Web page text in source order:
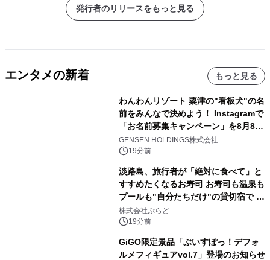
発行者のリリースをもっと見る
エンタメの新着 もっと見る
わんわんリゾート 粟津の"看板犬"の名
前をみんなで決めよう！ Instagramで
「お名前募集キャンペーン」を8月8日
(土)より開催
GENSEN HOLDINGS株式会社
19分前
淡路島、旅行者が「絶対に食べて」と
すすめたくなるお寿司 お寿司も温泉も
プールも"自分たちだけ"の貸切宿で 1
日1組限定「岩屋温泉 絵島別庭 海と
森」の握り寿司プラン
株式会社ぷらど
19分前
GiGO限定景品「ぶいすぽっ！デフォ
ルメフィギュアvol.7」登場のお知らせ